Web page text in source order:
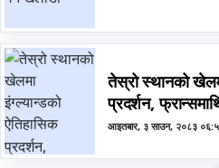
तेस्रो स्थानको
प्रदर्शन,
आइतबार, ३ साउन, २०८३